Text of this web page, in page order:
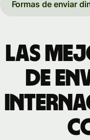
Formas de enviar
Las
de